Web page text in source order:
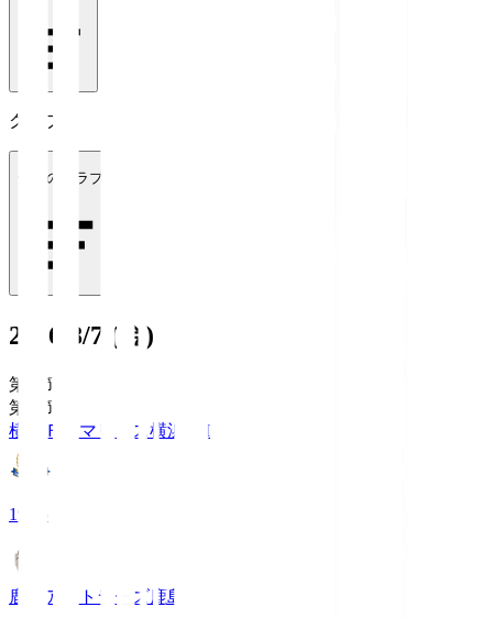
クラブ
全てのクラブ
2026/8/7 (金)
第1節
第1節
横浜Ｆ・マリノス横浜FM
19:25
鹿島アントラーズ鹿島